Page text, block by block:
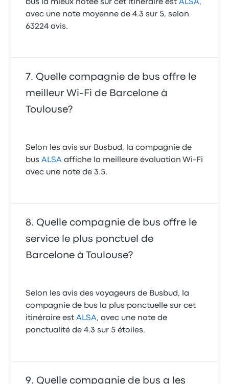
bus la mieux notée sur cet itinéraire estALSA,
avec une note moyenne de 4.3 sur 5, selon
63224 avis.
Quelle compagnie de bus offre le
meilleur Wi-Fi de Barcelone à
Toulouse?
Selon les avis sur Busbud, la compagnie de
busALSA affiche la meilleure évaluation Wi-Fi
avec une note de 3.5.
Quelle compagnie de bus offre le
service le plus ponctuel de
Barcelone à Toulouse?
Selon les avis des voyageurs de Busbud, la
compagnie de bus la plus ponctuelle sur cet
itinéraire estALSA, avec une note de
ponctualité de 4.3 sur 5 étoiles.
Quelle compagnie de bus a les